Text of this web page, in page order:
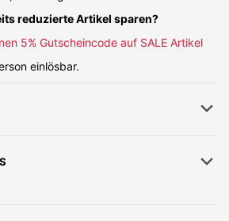
reduzierte Artikel sparen?
5% Gutscheincode auf SALE Artikel
einlösbar.